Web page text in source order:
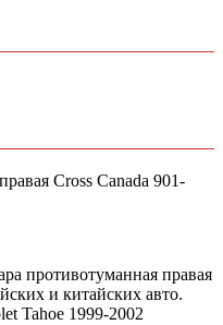
противотуманная правая
и китайских авто.
Tahoe 1999-2002